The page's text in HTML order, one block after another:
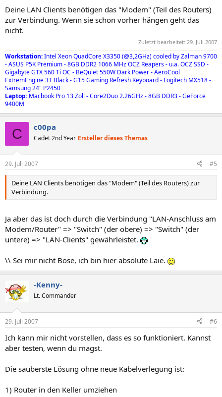
Deine LAN Clients benötigen das "Modem" (Teil des Routers)
zur Verbindung. Wenn sie schon vorher hängen geht das
nicht.
Zuletzt bearbeitet: 29. Juli 2007
Workstation:Intel Xeon QuadCore X3350 (@3,2GHz) cooled by Zalman 9700
- ASUS P5K Premium - 8GB DDR2 1066 MHz OCZ Reapers - u.a. OCZ SSD -
Gigabyte GTX 560 Ti OC - BeQuiet 550W Dark Power - AeroCool
ExtremEngine 3T Black - G15 Gaming Refresh Keyboard - Logitech MX518 -
Samsung 24" P2450
Laptop: Macbook Pro 13 Zoll - Core2Duo 2.26GHz - 8GB DDR3 - GeForce
9400M
C c00pa
Cadet 2nd Year Ersteller dieses Themas
29. Juli 2007 #5
Deine LAN Clients benötigen das "Modem" (Teil des Routers) zur
Verbindung.
Ja aber das ist doch durch die Verbindung "LAN-Anschluss am
Modem/Router" => "Switch" (der obere) => "Switch" (der
untere) => "LAN-Clients" gewährleistet.
\\ Sei mir nicht Böse, ich bin hier absolute Laie.
-Kenny-
Lt. Commander
29. Juli 2007 #6
Ich kann mir nicht vorstellen, dass es so funktioniert. Kannst
aber testen, wenn du magst.
Die sauberste Lösung ohne neue Kabelverlegung ist:
1) Router in den Keller umziehen